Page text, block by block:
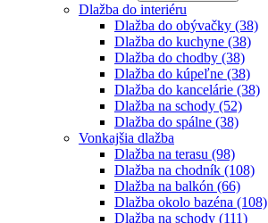
Dlažba do interiéru
Dlažba do obývačky (38)
Dlažba do kuchyne (38)
Dlažba do chodby (38)
Dlažba do kúpeľne (38)
Dlažba do kancelárie (38)
Dlažba na schody (52)
Dlažba do spálne (38)
Vonkajšia dlažba
Dlažba na terasu (98)
Dlažba na chodník (108)
Dlažba na balkón (66)
Dlažba okolo bazéna (108)
Dlažba na schody (111)